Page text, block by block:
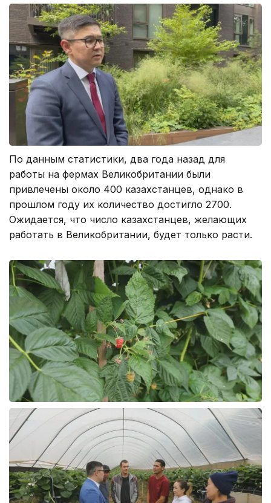
По данным статистики, два года назад для
работы на фермах Великобритании были
привлечены около 400 казахстанцев, однако в
прошлом году их количество достигло 2700.
Ожидается, что число казахстанцев, желающих
работать в Великобритании, будет только расти.